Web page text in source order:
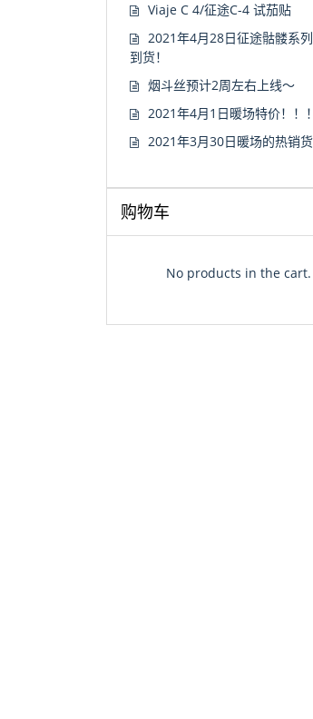
Viaje C 4/征途C-4 试茄贴
2021年4月28日征途骷髅系
到货！
烟斗丝预计2周左右上线～
2021年4月1日暖场特价！！！
2021年3月30日暖场的热销货
购物车
No products in the cart.